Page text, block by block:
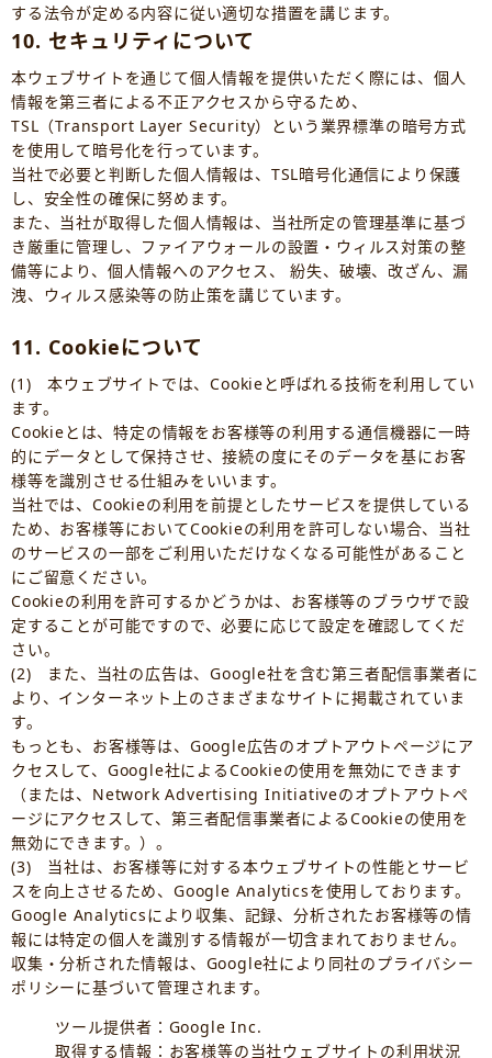
する法令が定める内容に従い適切な措置を講じます。
10. セキュリティについて
本ウェブサイトを通じて個人情報を提供いただく際には、個人
情報を第三者による不正アクセスから守るため、
TSL（Transport Layer Security）という業界標準の暗号方式
を使用して暗号化を行っています。
当社で必要と判断した個人情報は、TSL暗号化通信により保護
し、安全性の確保に努めます。
また、当社が取得した個人情報は、当社所定の管理基準に基づ
き厳重に管理し、ファイアウォールの設置・ウィルス対策の整
備等により、個人情報へのアクセス、 紛失、破壊、改ざん、漏
洩、ウィルス感染等の防止策を講じています。
11. Cookieについて
(1) 本ウェブサイトでは、Cookieと呼ばれる技術を利用してい
ます。
Cookieとは、特定の情報をお客様等の利用する通信機器に一時
的にデータとして保持させ、接続の度にそのデータを基にお客
様等を識別させる仕組みをいいます。
当社では、Cookieの利用を前提としたサービスを提供している
ため、お客様等においてCookieの利用を許可しない場合、当社
のサービスの一部をご利用いただけなくなる可能性があること
にご留意ください。
Cookieの利用を許可するかどうかは、お客様等のブラウザで設
定することが可能ですので、必要に応じて設定を確認してくだ
さい。
(2) また、当社の広告は、Google社を含む第三者配信事業者に
より、インターネット上のさまざまなサイトに掲載されていま
す。
もっとも、お客様等は、Google広告のオプトアウトページにア
クセスして、Google社によるCookieの使用を無効にできます
（または、Network Advertising Initiativeのオプトアウトペ
ージにアクセスして、第三者配信事業者によるCookieの使用を
無効にできます。）。
(3) 当社は、お客様等に対する本ウェブサイトの性能とサービ
スを向上させるため、Google Analyticsを使用しております。
Google Analyticsにより収集、記録、分析されたお客様等の情
報には特定の個人を識別する情報が一切含まれておりません。
収集・分析された情報は、Google社により同社のプライバシー
ポリシーに基づいて管理されます。
ツール提供者：Google Inc.
取得する情報：お客様等の当社ウェブサイトの利用状況